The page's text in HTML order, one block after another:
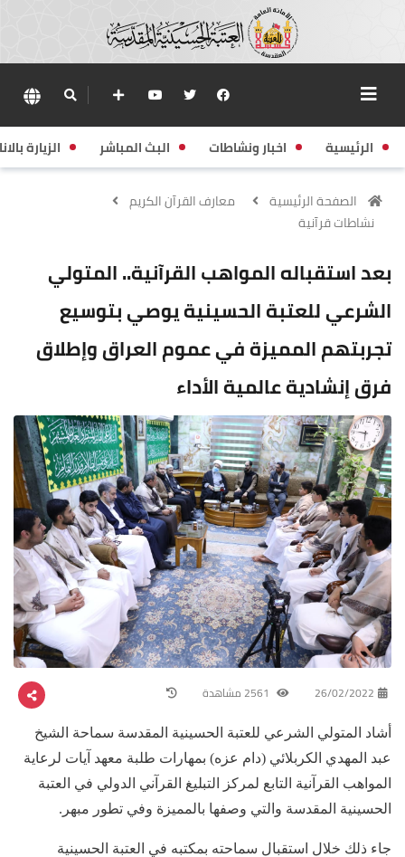
الرئيسية اخبار ونشاطات البث المباشر الزيارة
الصفحة الرئيسية
معارف القرآن الكريم
نشاطات قرآنية
بعد استقباله المواهب القرآنية.. المتولي
الشرعي للعتبة الحسينية يوصي بتوسيع
تجربتهم المميزة في عموم العراق وإطلاق
فرق إنشادية عالمية الأداء
26/02/2022
أشاد المتولي الشرعي للعتبة الحسينية المقدسة سماحة الشيخ
عبد المهدي الكربلائي (دام عزه) بمهارات طلبة معهد آيات لرعاية
المواهب القرآنية التابع لمركز التبليغ القرآني الدولي في العتبة
الحسينية المقدسة والتي وصفها بالمميزة وفي تطور مبهر.
جاء ذلك خلال استقبال سماحته بمكتبه في العتبة الحسينية